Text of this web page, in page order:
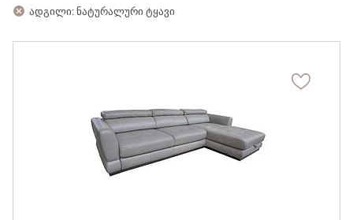
ადგილი: ნატურალური ტყავი